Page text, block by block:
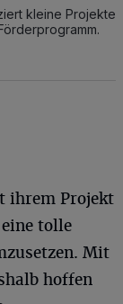
kleine Projekte
ihrem Projekt
tolle
Mit
hoffen